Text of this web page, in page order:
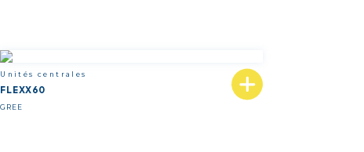
Unités centrales
FLEXX60
GREE